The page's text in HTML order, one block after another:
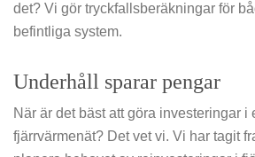
det? Vi gör tryckfallsberäkningar för
befintliga system.
Underhåll sparar pengar
När är det bäst att göra investeringar i
fjärrvärmenät? Det vet vi. Vi har tagit